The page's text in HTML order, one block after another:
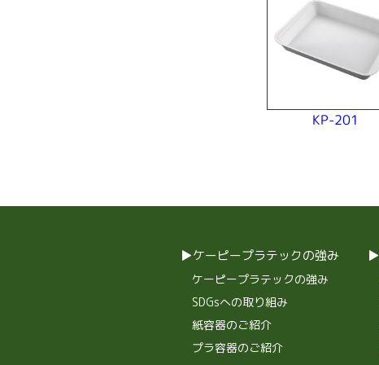
KP-201
ケーピープラテックの強み
ケーピープラテックの強み
SDGsへの取り組み
紙容器のご紹介
プラ容器のご紹介